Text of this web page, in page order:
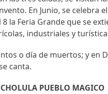
En Junio, se celebra
la Feria Grande que se
industriales y
o día de muertos; y en
canta.
PUEBLO MAGICO